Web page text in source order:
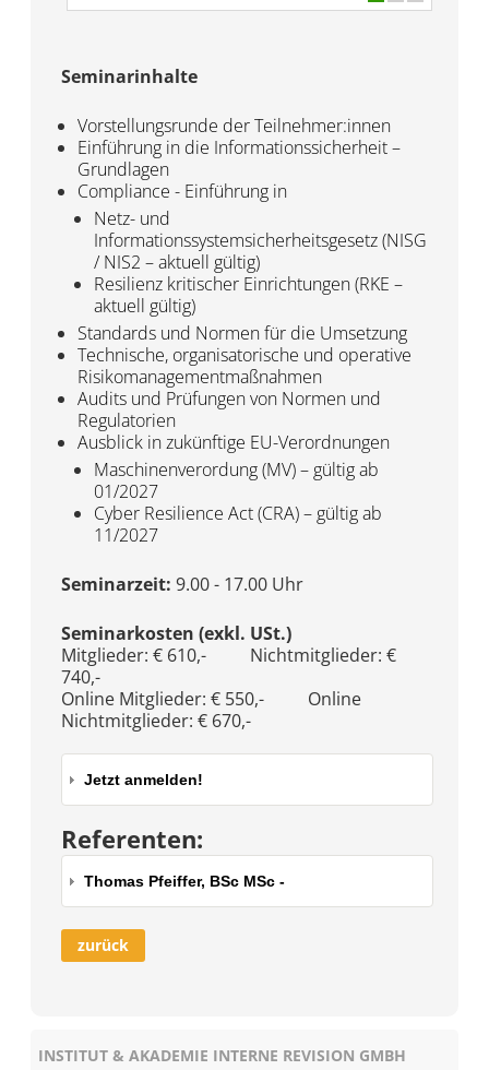
Seminarinhalte
Vorstellungsrunde der Teilnehmer:innen
Einführung in die Informationssicherheit –
Grundlagen
Compliance - Einführung in
Netz- und
Informationssystemsicherheitsgesetz (NISG
/ NIS2 – aktuell gültig)
Resilienz kritischer Einrichtungen (RKE –
aktuell gültig)
Standards und Normen für die Umsetzung
Technische, organisatorische und operative
Risikomanagementmaßnahmen
Audits und Prüfungen von Normen und
Regulatorien
Ausblick in zukünftige EU-Verordnungen
Maschinenverordung (MV) – gültig ab
01/2027
Cyber Resilience Act (CRA) – gültig ab
11/2027
Seminarzeit: 9.00 - 17.00 Uhr
Seminarkosten (exkl. USt.)
Mitglieder: € 610,- Nichtmitglieder: €
740,-
Online Mitglieder: € 550,- Online
Nichtmitglieder: € 670,-
Jetzt anmelden!
Referenten:
Thomas Pfeiffer, BSc MSc -
zurück
INSTITUT & AKADEMIE INTERNE REVISION GMBH